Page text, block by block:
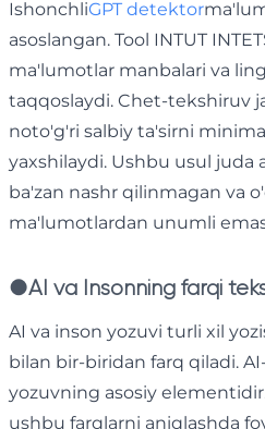
IshonchliGPT detektor
asoslangan. Tool INTUT
ma'lumotlar manbalari va
taqqoslaydi. Chet-tekshiruv
noto'g'ri salbiy ta'sirni
yaxshilaydi. Ushbu usul juda
ba'zan nashr qilinmagan va
ma'lumotlardan unumli
●AI va Insonning farqi
AI va inson yozuvi turli xil
bilan bir-biridan farq qiladi.
yozuvning asosiy
ushbu farqlarni aniqlashda